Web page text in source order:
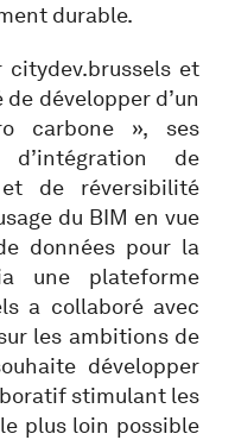
durable.
et
développer d’un
carbone », ses
de
de réversibilité
du BIM en vue
données pour la
une plateforme
a collaboré avec
les ambitions de
développer
stimulant les
plus loin possible